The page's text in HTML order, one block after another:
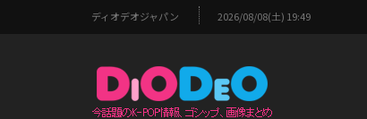
ディオデオジャパン 2026/08/08(土) 19:49